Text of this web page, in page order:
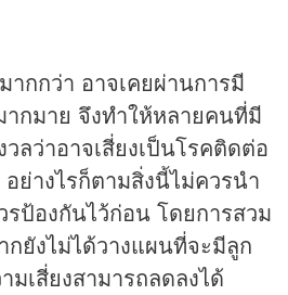
กกว่า อาจเคยผ่านการมี
กมาย จึงทำให้หลายคนที่มี
ลว่าอาจเสี่ยงเป็นโรคติดต่อ
ย่างไรก็ตามสิ่งนี้ไม่ควรนำ
ป้องกันไว้ก่อน โดยการสวม
กยังไม่ได้วางแผนที่จะมีลูก
เสี่ยงสามารถลดลงได้